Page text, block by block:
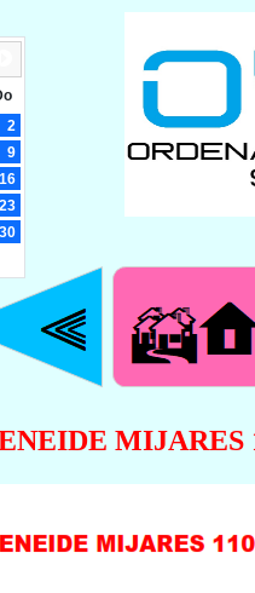
MIJARES
2
9
16
23
30